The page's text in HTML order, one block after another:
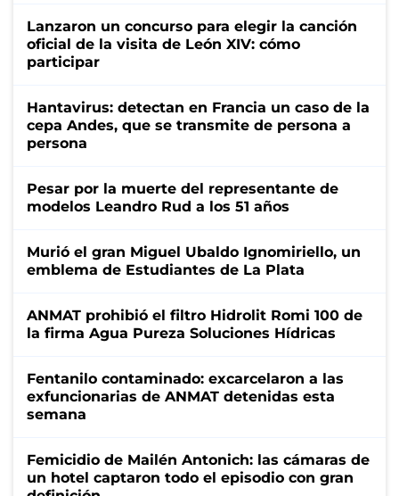
Lanzaron un concurso para elegir la canción
oficial de la visita de León XIV: cómo
participar
Hantavirus: detectan en Francia un caso de la
cepa Andes, que se transmite de persona a
persona
Pesar por la muerte del representante de
modelos Leandro Rud a los 51 años
Murió el gran Miguel Ubaldo Ignomiriello, un
emblema de Estudiantes de La Plata
ANMAT prohibió el filtro Hidrolit Romi 100 de
la firma Agua Pureza Soluciones Hídricas
Fentanilo contaminado: excarcelaron a las
exfuncionarias de ANMAT detenidas esta
semana
Femicidio de Mailén Antonich: las cámaras de
un hotel captaron todo el episodio con gran